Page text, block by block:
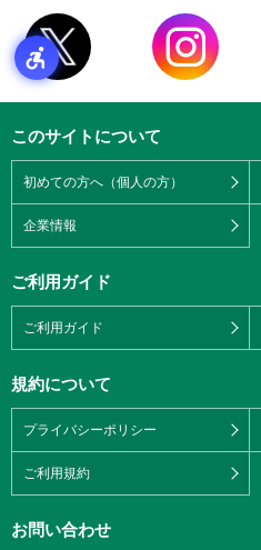
このサイトについて
初めての方へ（個人の方）
企業情報
ご利用ガイド
ご利用ガイド
規約について
プライバシーポリシー
ご利用規約
お問い合わせ